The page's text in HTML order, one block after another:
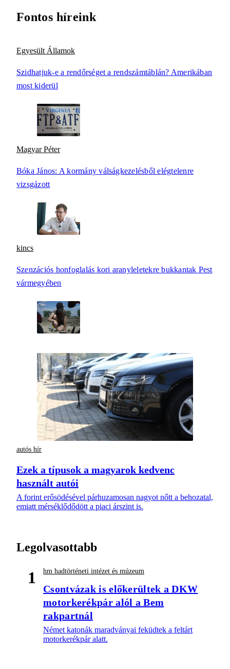
Fontos híreink
Egyesült Államok
Szidhatjuk-e a rendőrséget a rendszámtáblán? Amerikában
most kiderül
Magyar Péter
Bóka János: A kormány válságkezelésből elégtelenre
vizsgázott
kincs
Szenzációs honfoglalás kori aranyleletekre bukkantak Pest
vármegyében
autós hír
Ezek a típusok a magyarok kedvenc
használt autói
A forint erősödésével párhuzamosan nagyot nőtt a behozatal,
emiatt mérséklődődött a piaci árszint is.
Legolvasottabb
1 hm hadtörténeti intézet és múzeum
Csontvázak is előkerültek a DKW
motorkerékpár alól a Bem
rakpartnál
Német katonák maradványai feküdtek a feltárt
motorkerékpár alatt.